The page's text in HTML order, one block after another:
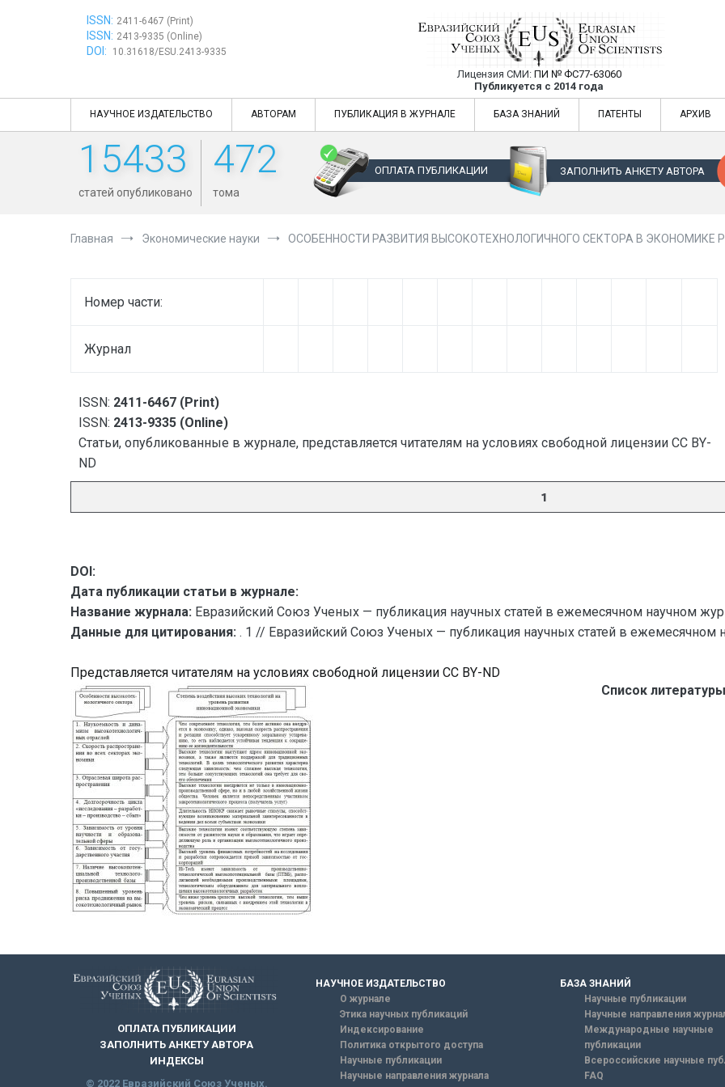
ISSN: 2411-6467 (Print)
ISSN: 2413-9335 (Online)
DOI: 10.31618/ESU.2413-9335
Евразийский Союз Ученых —
Лицензия СМИ: ПИ № ФС77-63060
Публикуется с 2014 года
Евразийский Союз Ученых — публикация научных статей в
НАУЧНОЕ ИЗДАТЕЛЬСТВО АВТОРАМ ПУБЛИКАЦИЯ В ЖУРНАЛЕ БАЗА ЗНАНИЙ ПАТЕНТЫ АРХИВ
15433
статей опубликовано
472
тома
ОПЛАТА ПУБЛИКАЦИИ ЗАПОЛНИТЬ АНКЕТУ АВТОРА
Главная Экономические науки ОСОБЕННОСТИ РАЗВИТИЯ ВЫСОКОТЕХНОЛОГИЧНОГО СЕКТОРА В ЭКОНОМИКЕ
Номер части:
Журнал
ISSN: 2411-6467 (Print)
ISSN: 2413-9335 (Online)
Статьи, опубликованные в журнале, представляется читателям на условиях свободной лицензии CC BY-
ND
1
DOI:
Дата публикации статьи в журнале:
Название журнала: Евразийский Союз Ученых — публикация научных статей в ежемесячном научном
Данные для цитирования: . 1 // Евразийский Союз Ученых — публикация научных статей в ежемесячном
Представляется читателям на условиях свободной лицензии CC BY-ND
Список
ОПЛАТА ПУБЛИКАЦИИ
ЗАПОЛНИТЬ АНКЕТУ АВТОРА
ИНДЕКСЫ
© 2022 Евразийский Союз Ученых.
НАУЧНОЕ ИЗДАТЕЛЬСТВО
О журнале
Этика научных публикаций
Индексирование
Политика открытого доступа
Научные публикации
Научные направления журнала
БАЗА ЗНАНИЙ
Научные публикации
Научные направления
Международные научные
публикации
Всероссийские научные
FAQ